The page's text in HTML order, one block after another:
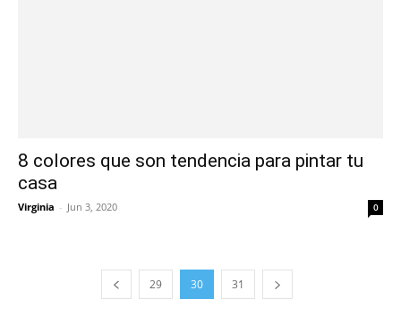
8 colores que son tendencia para pintar tu
casa
Virginia - Jun 3, 2020 0
29 30 31